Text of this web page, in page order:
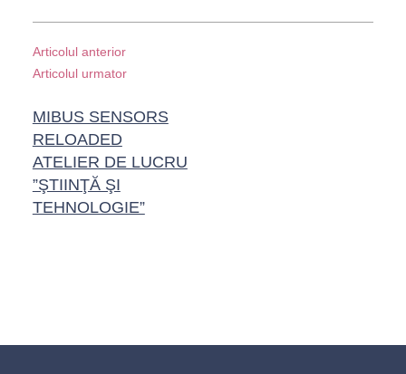
Articolul anterior
Articolul urmator
MIBUS SENSORS
RELOADED
ATELIER DE LUCRU
”ŞTIINŢĂ ŞI
TEHNOLOGIE”